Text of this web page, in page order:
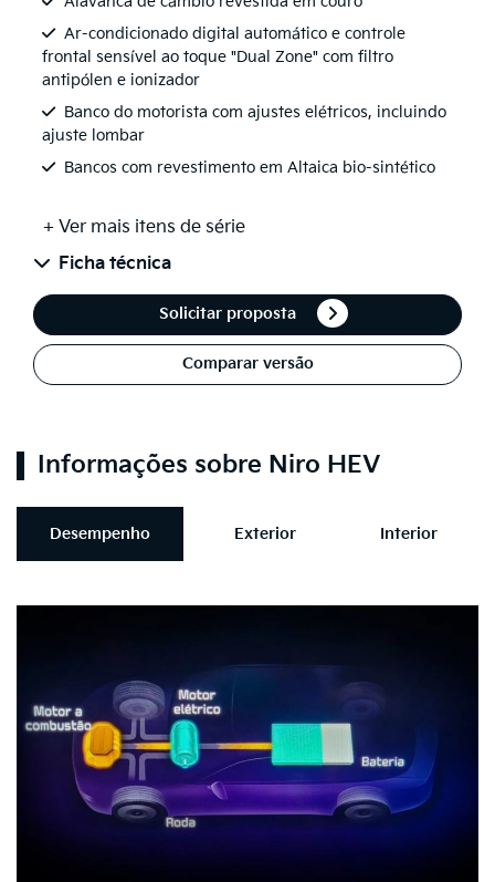
Ar-condicionado digital automático e controle
frontal sensível ao toque "Dual Zone" com filtro
antipólen e ionizador
Banco do motorista com ajustes elétricos, incluindo
ajuste lombar
Bancos com revestimento em Altaica bio-sintético
+ Ver mais itens de série
Ficha técnica
Solicitar proposta
Comparar versão
Informações sobre Niro HEV
Desempenho Exterior Interior